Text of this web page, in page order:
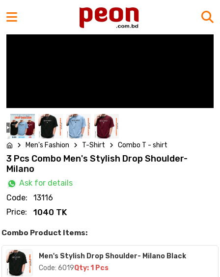
Men's Fashion T-Shirt Combo T - shirt
3 Pcs Combo Men's Stylish Drop Shoulder-
Milano
Ask for details
Code:
13116
Price:
1040 TK
Combo Product Items:
Men's Stylish Drop Shoulder- Milano Black
Code: 6019Qty: 1 Pcs